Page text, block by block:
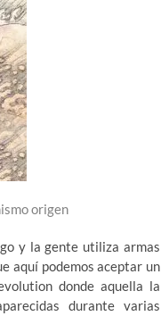
origen
y la gente utiliza armas
aquí podemos aceptar un
donde aquella la
durante varias